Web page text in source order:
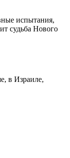
испытания,
судьба Нового
в Израиле,